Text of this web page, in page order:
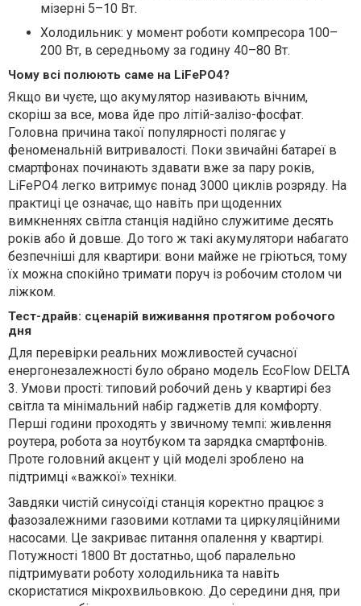
мізерні 5–10 Вт.
Холодильник: у момент роботи компресора 100–
200 Вт, в середньому за годину 40–80 Вт.
Чому всі полюють саме на LiFePO4?
Якщо ви чуєте, що акумулятор називають вічним,
скоріш за все, мова йде про літій-залізо-фосфат.
Головна причина такої популярності полягає у
феноменальній витривалості. Поки звичайні батареї в
смартфонах починають здавати вже за пару років,
LiFePO4 легко витримує понад 3000 циклів розряду. На
практиці це означає, що навіть при щоденних
вимкненнях світла станція надійно служитиме десять
років або й довше. До того ж такі акумулятори набагато
безпечніші для квартири: вони майже не гріються, тому
їх можна спокійно тримати поруч із робочим столом чи
ліжком.
Тест-драйв: сценарій виживання протягом робочого
дня
Для перевірки реальних можливостей сучасної
енергонезалежності було обрано модель EcoFlow DELTA
3. Умови прості: типовий робочий день у квартирі без
світла та мінімальний набір гаджетів для комфорту.
Перші години проходять у звичному темпі: живлення
роутера, робота за ноутбуком та зарядка смартфонів.
Проте головний акцент у цій моделі зроблено на
підтримці «важкої» техніки.
Завдяки чистій синусоїді станція коректно працює з
фазозалежними газовими котлами та циркуляційними
насосами. Це закриває питання опалення у квартирі.
Потужності 1800 Вт достатньо, щоб паралельно
підтримувати роботу холодильника та навіть
скористатися мікрохвильовкою. До середини дня, при